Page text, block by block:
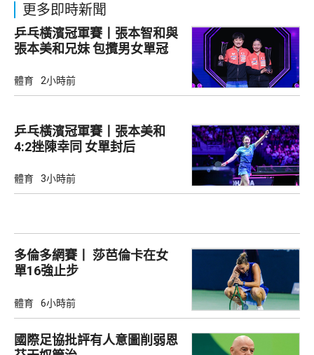
更多即時新聞
乒乓橫濱冠軍賽丨張本智和與
張本美和兄妹 包攬男女單冠
體育 2小時前
乒乓橫濱冠軍賽丨張本美和
4:2挫陳幸同 女單封后
體育 3小時前
多倫多網賽丨 莎芭倫卡在女
單16強止步
體育 6小時前
國際足協批評有人意圖削弱恩